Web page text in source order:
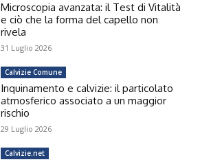
Microscopia avanzata: il Test di Vitalità
e ciò che la forma del capello non
rivela
31 Luglio 2026
Calvizie Comune
Inquinamento e calvizie: il particolato
atmosferico associato a un maggior
rischio
29 Luglio 2026
Calvizie.net